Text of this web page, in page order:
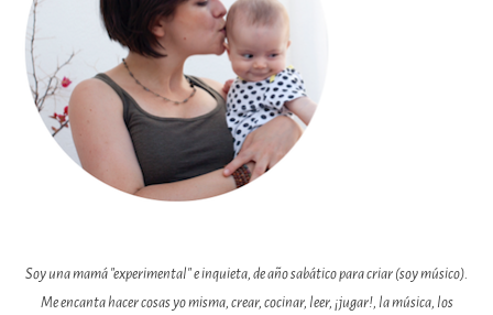
Soy una mamá "experimental" e inquieta, de año sabático para criar (soy músico).
Me encanta hacer cosas yo misma, crear, cocinar, leer, ¡jugar!, la música, los